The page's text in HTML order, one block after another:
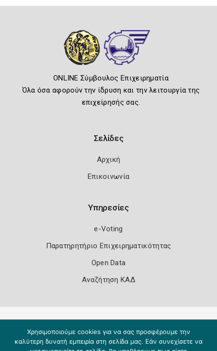
ONLINE Σύμβουλος Επιχειρηματία
Όλα όσα αφορούν την ίδρυση και την λειτουργία της
επιχείρησής σας.
Σελίδες
Αρχική
Επικοινωνία
Υπηρεσίες
e-Voting
Παρατηρητήριο Επιχειρηματικότητας
Open Data
Αναζήτηση ΚΑΔ
Χρησιμοποιούμε cookies για να σας προσφέρουμε την
καλύτερη δυνατή εμπειρία στη σελίδα μας. Εάν συνεχίσετε να
Copyright 2026 Knowledge A.E.